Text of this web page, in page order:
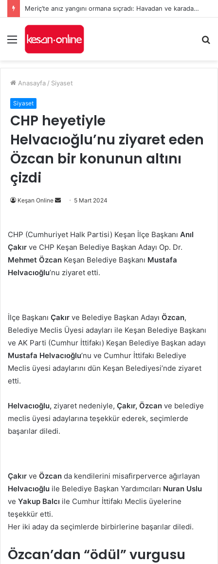
Meriç’te anız yangını ormana sıçradı: Havadan ve karadan müdahale sürüyor
Menü
...
Anasayfa / Siyaset
Siyaset
CHP heyetiyle
Helvacıoğlu’nu ziyaret eden
Özcan bir konunun altını
çizdi
Keşan Online
Bir
göndermek
5 Mart 2024
CHP (Cumhuriyet Halk Partisi) Keşan İlçe Başkanı Anıl
Çakır ve CHP Keşan Belediye Başkan Adayı Op. Dr.
Mehmet Özcan Keşan Belediye Başkanı Mustafa
Helvacıoğlu’nu ziyaret etti.
İlçe Başkanı Çakır ve Belediye Başkan Adayı Özcan,
Belediye Meclis Üyesi adayları ile Keşan Belediye Başkanı
ve AK Parti (Cumhur İttifakı) Keşan Belediye Başkan adayı
Mustafa Helvacıoğlu’nu ve Cumhur İttifakı Belediye
Meclis üyesi adaylarını dün Keşan Belediyesi’nde ziyaret
etti.
Helvacıoğlu, ziyaret nedeniyle, Çakır, Özcan ve belediye
meclis üyesi adaylarına teşekkür ederek, seçimlerde
başarılar diledi.
Çakır ve Özcan da kendilerini misafirperverce ağırlayan
Helvacıoğlu ile Belediye Başkan Yardımcıları Nuran Uslu
ve Yakup Balcı ile Cumhur İttifakı Meclis üyelerine
teşekkür etti.
Her iki aday da seçimlerde birbirlerine başarılar diledi.
Özcan’dan “ödül” vurgusu